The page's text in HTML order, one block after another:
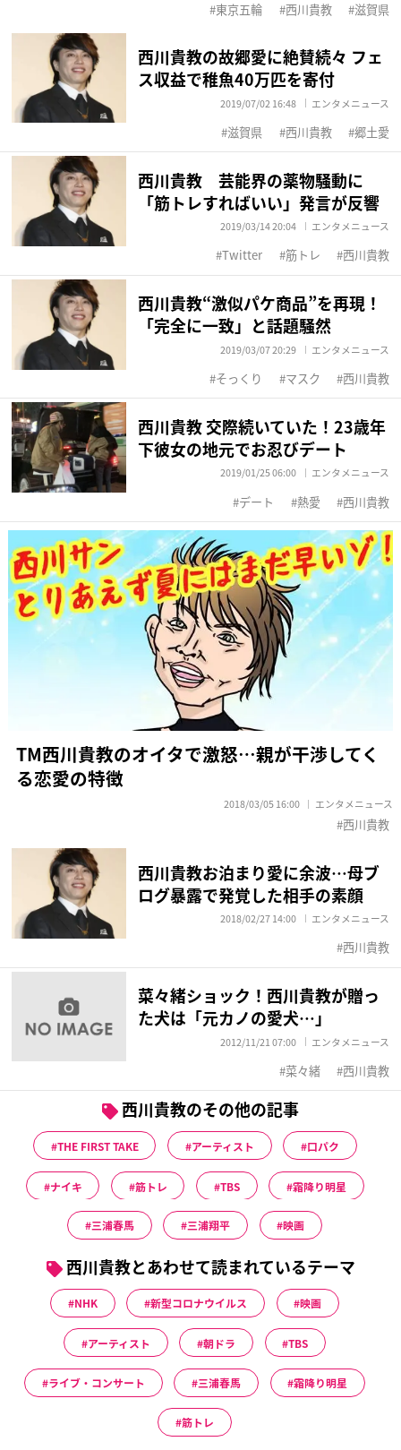
東京五輪 西川貴教 滋賀県
西川貴教の故郷愛に絶賛続々 フェ
ス収益で稚魚40万匹を寄付
2019/07/02 16:48 エンタメニュース
滋賀県 西川貴教 郷土愛
西川貴教 芸能界の薬物騒動に
「筋トレすればいい」発言が反響
2019/03/14 20:04 エンタメニュース
Twitter 筋トレ 西川貴教
西川貴教“激似パケ商品”を再現！
「完全に一致」と話題騒然
2019/03/07 20:29 エンタメニュース
そっくり マスク 西川貴教
西川貴教 交際続いていた！23歳年
下彼女の地元でお忍びデート
2019/01/25 06:00 エンタメニュース
デート 熱愛 西川貴教
TM西川貴教のオイタで激怒…親が干渉してく
る恋愛の特徴
2018/03/05 16:00 エンタメニュース
西川貴教
西川貴教お泊まり愛に余波…母ブ
ログ暴露で発覚した相手の素顔
2018/02/27 14:00 エンタメニュース
西川貴教
菜々緒ショック！西川貴教が贈っ
た犬は「元カノの愛犬…」
2012/11/21 07:00 エンタメニュース
菜々緒 西川貴教
西川貴教のその他の記事
THE FIRST TAKE アーティスト 口パク
ナイキ 筋トレ TBS 霜降り明星
三浦春馬 三浦翔平 映画
西川貴教とあわせて読まれているテーマ
NHK 新型コロナウイルス 映画
アーティスト 朝ドラ TBS
ライブ・コンサート 三浦春馬 霜降り明星
筋トレ